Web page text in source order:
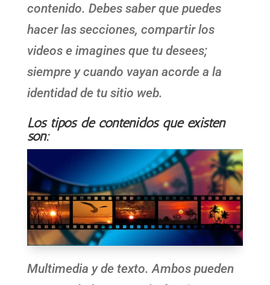
contenido. Debes saber que puedes
hacer las secciones, compartir los
videos e imagines que tu desees;
siempre y cuando vayan acorde a la
identidad de tu sitio web.
Los tipos de contenidos que existen
son:
Multimedia y de texto. Ambos pueden